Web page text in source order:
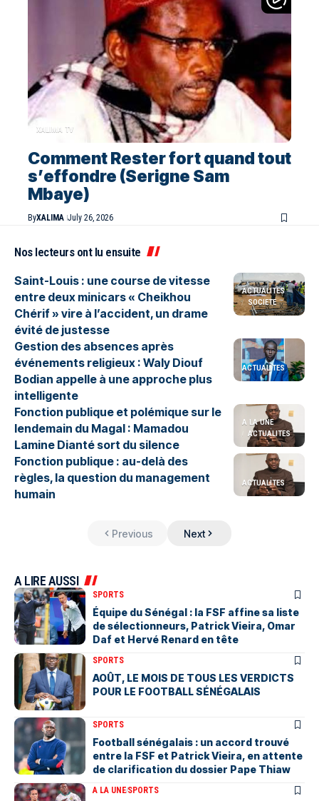
XALIMA TV
Comment Rester fort quand tout
s’effondre (Serigne Sam
Mbaye)
ByXALIMA July 26, 2026
Nos lecteurs ont lu ensuite
ACTUALITES
SOCIETE
Saint-Louis : une course de vitesse
entre deux minicars « Cheikhou
Chérif » vire à l’accident, un drame
évité de justesse
ACTUALITES
Gestion des absences après
événements religieux : Waly Diouf
Bodian appelle à une approche plus
intelligente
A LA UNE
ACTUALITES
Fonction publique et polémique sur le
lendemain du Magal : Mamadou
Lamine Dianté sort du silence
ACTUALITES
Fonction publique : au-delà des
règles, la question du management
humain
Previous Next
A LIRE AUSSI
SPORTS
Équipe du Sénégal : la FSF affine sa liste
de sélectionneurs, Patrick Vieira, Omar
Daf et Hervé Renard en tête
SPORTS
AOÛT, LE MOIS DE TOUS LES VERDICTS
POUR LE FOOTBALL SÉNÉGALAIS
SPORTS
Football sénégalais : un accord trouvé
entre la FSF et Patrick Vieira, en attente
de clarification du dossier Pape Thiaw
A LA UNESPORTS